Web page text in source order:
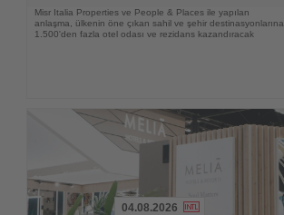
Misr Italia Properties ve People & Places ile yapılan
anlaşma, ülkenin öne çıkan sahil ve şehir destinasyonlarına
1.500'den fazla otel odası ve rezidans kazandıracak
04.08.2026